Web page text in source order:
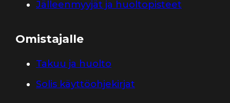
Jälleenmyyjät ja huoltopisteet
Omistajalle
Takuu ja huolto
Solis käyttöohjekirjat